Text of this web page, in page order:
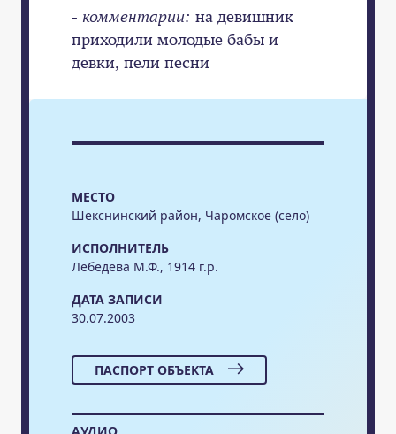
МЕСТО
Шекснинский район, Чаромское (село)
ИСПОЛНИТЕЛЬ
Лебедева М.Ф., 1914 г.р.
ДАТА ЗАПИСИ
30.07.2003
ПАСПОРТ ОБЪЕКТА
- комментарии: на девишник
приходили молодые бабы и
девки, пели песни